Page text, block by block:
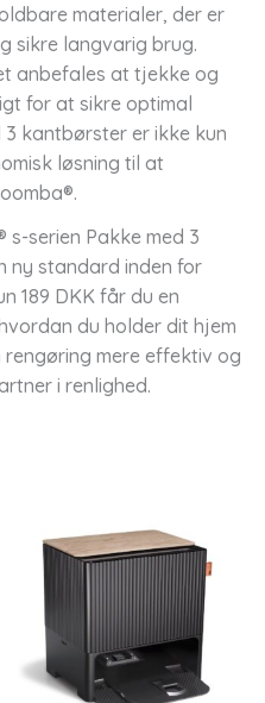
materialer, der er
sikre langvarig brug.
anbefales at tjekke og
for at sikre optimal
kantbørster er ikke kun
løsning til at
s-serien Pakke med 3
ny standard inden for
189 DKK får du en
du holder dit hjem
mere effektiv og
i renlighed.